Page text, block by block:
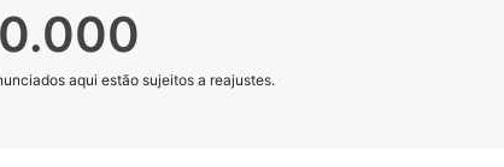
aqui estão sujeitos a reajustes.